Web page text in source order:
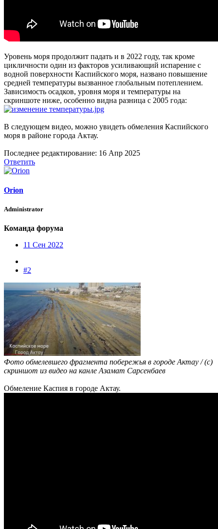
Уровень моря продолжит падать и в 2022 году, так кроме
цикличности один из факторов усиливающий испарение с
водной поверхности Каспийского моря, названо повышение
средней температуры вызванное глобальным потеплением.
Зависимость осадков, уровня моря и температуры на
скриншоте ниже, особенно видна разница с 2005 года:
В следующем видео, можно увидеть обмеления Каспийского
моря в районе города Актау.
Последнее редактирование: 16 Апр 2025
Ответить
Orion
Administrator
Команда форума
11 Сен 2022
#2
Фото обмелевшего фрагмента побережья в городе Актау / (с)
скриншот из видео на канле Азамат Сарсенбаев
Обмеление Каспия в городе Актау.